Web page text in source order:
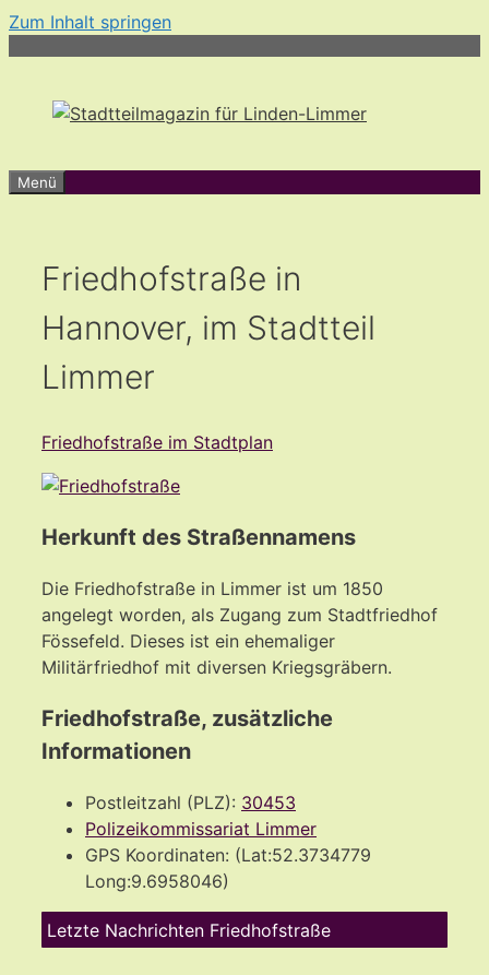
Zum Inhalt springen
Menü
Friedhofstraße in
Hannover, im Stadtteil
Limmer
Friedhofstraße im Stadtplan
Herkunft des Straßennamens
Die Friedhofstraße in Limmer ist um 1850
angelegt worden, als Zugang zum Stadtfriedhof
Fössefeld. Dieses ist ein ehemaliger
Militärfriedhof mit diversen Kriegsgräbern.
Friedhofstraße, zusätzliche
Informationen
Postleitzahl (PLZ): 30453
Polizeikommissariat Limmer
GPS Koordinaten: (Lat:52.3734779
Long:9.6958046)
Letzte Nachrichten Friedhofstraße